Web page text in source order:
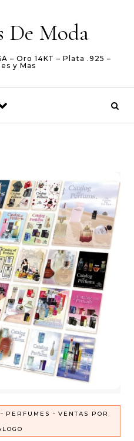
De Moda
– Oro 14KT – Plata .925 –
y Mas
- PERFUMES - VENTAS POR